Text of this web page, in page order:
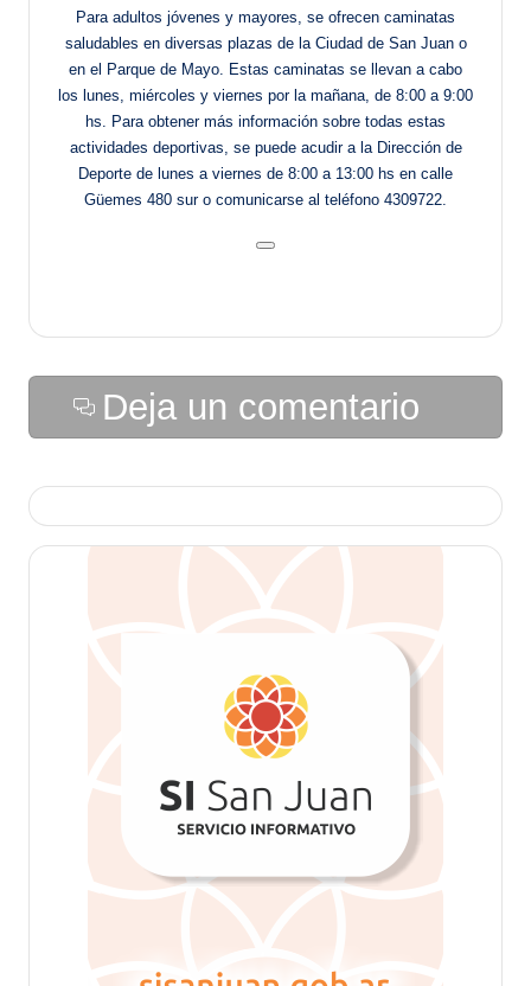
Para adultos jóvenes y mayores, se ofrecen caminatas
saludables en diversas plazas de la Ciudad de San Juan o
en el Parque de Mayo. Estas caminatas se llevan a cabo
los lunes, miércoles y viernes por la mañana, de 8:00 a 9:00
hs. Para obtener más información sobre todas estas
actividades deportivas, se puede acudir a la Dirección de
Deporte de lunes a viernes de 8:00 a 13:00 hs en calle
Güemes 480 sur o comunicarse al teléfono 4309722.
Deja un comentario